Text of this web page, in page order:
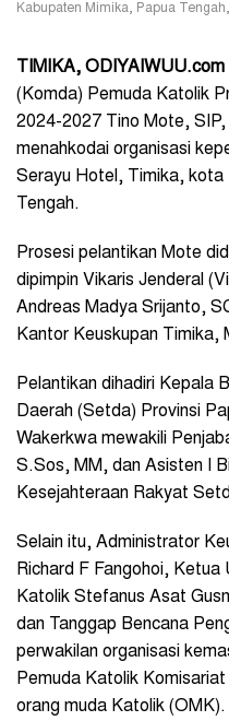
Kabupaten Mimika, Papua
TIMIKA, ODIYAIWUU.com
(Komda) Pemuda Katolik
2024-2027 Tino Mote,
menahkodai organisasi
Serayu Hotel, Timika, kota
Tengah.
Prosesi pelantikan Mote
dipimpin Vikaris Jenderal
Andreas Madya Srijanto,
Kantor Keuskupan Timika,
Pelantikan dihadiri Kepala
Daerah (Setda) Provinsi
Wakerkwa mewakili
S.Sos, MM, dan Asisten I
Kesejahteraan Rakyat
Selain itu, Administrator
Richard F Fangohoi, Ketua
Katolik Stefanus Asat
dan Tanggap Bencana
perwakilan organisasi
Pemuda Katolik
orang muda Katolik (OMK).